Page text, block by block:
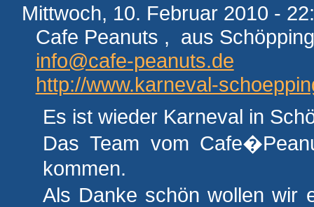
Mittwoch, 10. Februar 2010 -
Cafe Peanuts , aus
info@cafe-peanuts.de
http://www.karneval-
Es ist wieder Karneval in
Das Team vom
kommen.
Als Danke schön wollen wir